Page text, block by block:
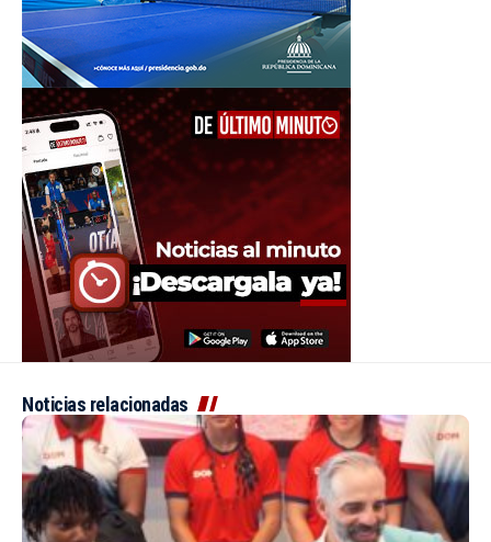
Noticias relacionadas